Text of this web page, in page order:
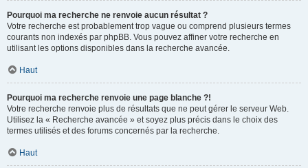
Pourquoi ma recherche ne renvoie aucun résultat ?
Votre recherche est probablement trop vague ou comprend plusieurs termes
courants non indexés par phpBB. Vous pouvez affiner votre recherche en
utilisant les options disponibles dans la recherche avancée.
Haut
Pourquoi ma recherche renvoie une page blanche ?!
Votre recherche renvoie plus de résultats que ne peut gérer le serveur Web.
Utilisez la « Recherche avancée » et soyez plus précis dans le choix des
termes utilisés et des forums concernés par la recherche.
Haut